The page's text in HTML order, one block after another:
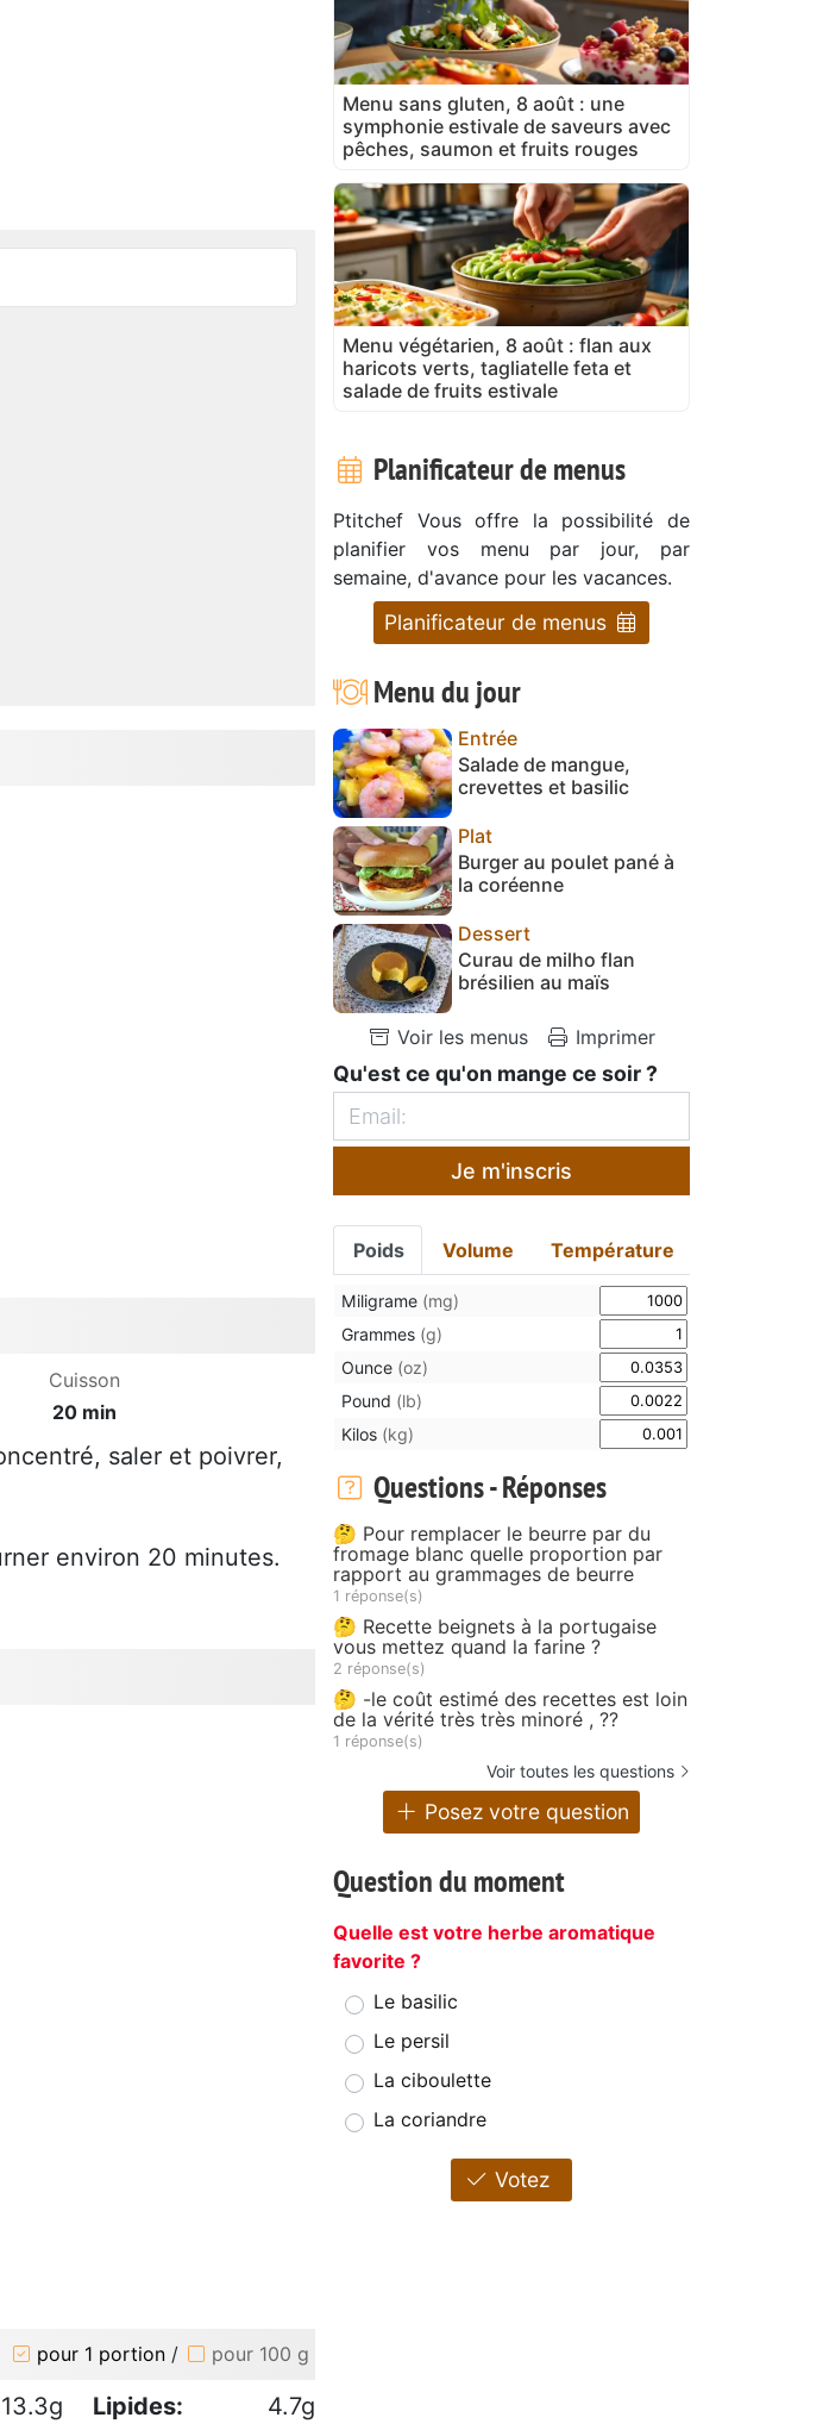
Cuisson
20 min
saler et poivrer,
environ 20 minutes.
pour 1 portion / pour 100 g
13.3g Lipides:
4.7g
Menu sans gluten, 8 août : une
symphonie estivale de saveurs avec
pêches, saumon et fruits rouges
Menu végétarien, 8 août : flan aux
haricots verts, tagliatelle feta et
salade de fruits estivale
Planificateur de menus
Ptitchef Vous offre la possibilité de
planifier vos menu par jour, par
semaine, d'avance pour les vacances.
Planificateur de menus
Menu du jour
Entrée
Salade de mangue,
crevettes et basilic
Plat
Burger au poulet pané à
la coréenne
Dessert
Curau de milho flan
brésilien au maïs
Voir les menus Imprimer
Qu'est ce qu'on mange ce soir ?
Je m'inscris
Poids Volume Température
Miligrame (mg)
Grammes (g)
Ounce (oz)
Pound (lb)
Kilos (kg)
Questions - Réponses
🤔 Pour remplacer le beurre par du
fromage blanc quelle proportion par
rapport au grammages de beurre
1 réponse(s)
🤔 Recette beignets à la portugaise
vous mettez quand la farine ?
2 réponse(s)
🤔 -le coût estimé des recettes est loin
de la vérité très très minoré , ??
1 réponse(s)
Voir toutes les questions
Posez votre question
Question du moment
Quelle est votre herbe aromatique
favorite ?
Le basilic
Le persil
La ciboulette
La coriandre
Votez